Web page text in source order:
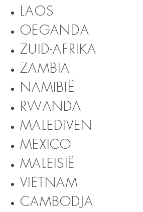
LAOS
OEGANDA
ZUID-AFRIKA
ZAMBIA
NAMIBIË
RWANDA
MALEDIVEN
MEXICO
MALEISIË
VIETNAM
CAMBODJA